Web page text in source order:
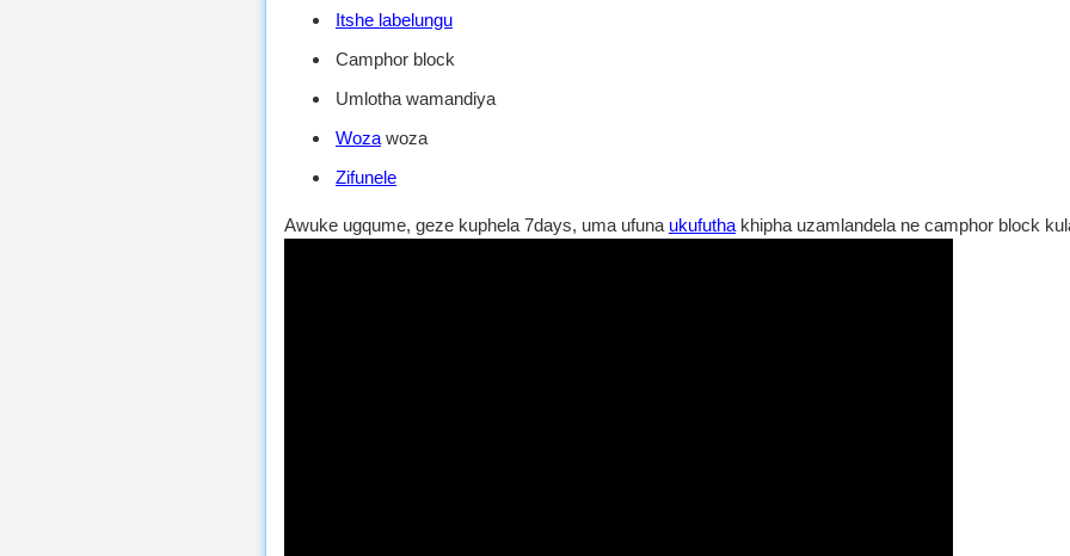
Itshe labelungu
Camphor block
Umlotha wamandiya
Woza woza
Zifunele
Awuke ugqume, geze kuphela 7days, uma ufuna ukufutha khipha uzamlandela ne camphor block